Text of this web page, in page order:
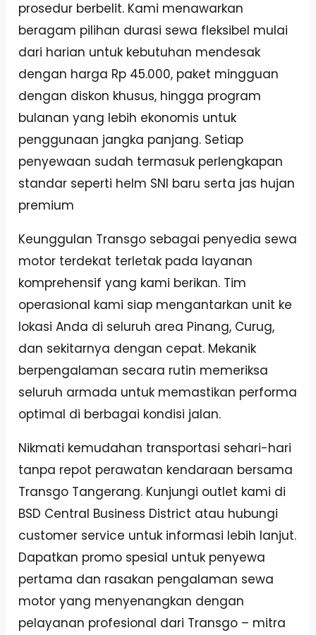
prosedur berbelit. Kami menawarkan
beragam pilihan durasi sewa fleksibel mulai
dari harian untuk kebutuhan mendesak
dengan harga Rp 45.000, paket mingguan
dengan diskon khusus, hingga program
bulanan yang lebih ekonomis untuk
penggunaan jangka panjang. Setiap
penyewaan sudah termasuk perlengkapan
standar seperti helm SNI baru serta jas hujan
premium
Keunggulan Transgo sebagai penyedia sewa
motor terdekat terletak pada layanan
komprehensif yang kami berikan. Tim
operasional kami siap mengantarkan unit ke
lokasi Anda di seluruh area Pinang, Curug,
dan sekitarnya dengan cepat. Mekanik
berpengalaman secara rutin memeriksa
seluruh armada untuk memastikan performa
optimal di berbagai kondisi jalan.
Nikmati kemudahan transportasi sehari-hari
tanpa repot perawatan kendaraan bersama
Transgo Tangerang. Kunjungi outlet kami di
BSD Central Business District atau hubungi
customer service untuk informasi lebih lanjut.
Dapatkan promo spesial untuk penyewa
pertama dan rasakan pengalaman sewa
motor yang menyenangkan dengan
pelayanan profesional dari Transgo – mitra